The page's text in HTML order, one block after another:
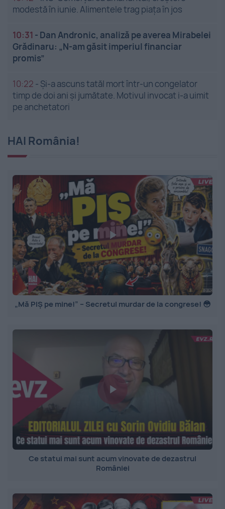
modestă în iunie. Alimentele trag piața în jos
10:31 - Dan Andronic, analiză pe averea Mirabelei
Grădinaru: „N-am găsit imperiul financiar
promis”
10:22 - Și-a ascuns tatăl mort într-un congelator
timp de doi ani și jumătate. Motivul invocat i-a uimit
pe anchetatori
HAI România!
„Mă PIȘ pe mine!” – Secretul murdar de la congrese! 😳
Ce statui mai sunt acum vinovate de dezastrul
României